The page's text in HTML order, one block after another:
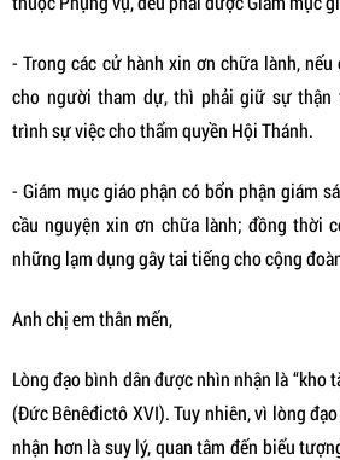
- Trong các cử hành xin ơn chữa lành,
cho người tham dự, thì phải giữ sự thận
trình sự việc cho thẩm quyền Hội Thánh.
- Giám mục giáo phận có bổn phận giám
cầu nguyện xin ơn chữa lành; đồng thời
những lạm dụng gây tai tiếng cho cộng
Anh chị em thân mến,
Lòng đạo bình dân được nhìn nhận là “kho
(Đức Bênêđictô XVI). Tuy nhiên, vì lòng
nhận hơn là suy lý, quan tâm đến biểu